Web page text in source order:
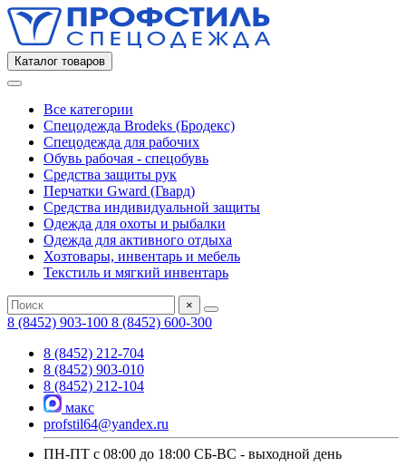
Каталог товаров
Все категории
Спецодежда Brodeks (Бродекс)
Спецодежда для рабочих
Обувь рабочая - спецобувь
Средства защиты рук
Перчатки Gward (Гвард)
Средства индивидуальной защиты
Одежда для охоты и рыбалки
Одежда для активного отдыха
Хозтовары, инвентарь и мебель
Текстиль и мягкий инвентарь
×
8 (8452) 903-100 8 (8452) 600-300
8 (8452) 212-704
8 (8452) 903-010
8 (8452) 212-104
макс
profstil64@yandex.ru
ПН-ПТ с 08:00 до 18:00 СБ-ВС - выходной день